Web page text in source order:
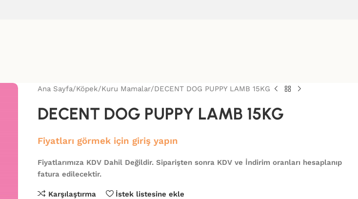
Ana Sayfa Köpek Kuru Mamalar DECENT DOG PUPPY LAMB 15KG
DECENT DOG PUPPY LAMB 15KG
Fiyatları görmek için giriş yapın
Fiyatlarımıza KDV Dahil Değildir. Siparişten sonra KDV ve İndirim oranları hesaplanıp
fatura edilecektir.
Karşılaştırma İstek listesine ekle